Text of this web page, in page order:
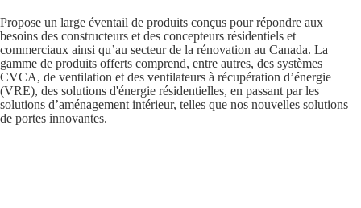
Propose un large éventail de produits conçus pour répondre aux
besoins des constructeurs et des concepteurs résidentiels et
commerciaux ainsi qu’au secteur de la rénovation au Canada. La
gamme de produits offerts comprend, entre autres, des systèmes
CVCA, de ventilation et des ventilateurs à récupération d’énergie
(VRE), des solutions d'énergie résidentielles, en passant par les
solutions d’aménagement intérieur, telles que nos nouvelles solutions
de portes innovantes.